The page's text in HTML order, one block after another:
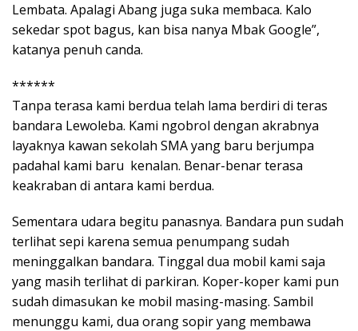
Lembata. Apalagi Abang juga suka membaca. Kalo
sekedar spot bagus, kan bisa nanya Mbak Google”,
katanya penuh canda.
******
Tanpa terasa kami berdua telah lama berdiri di teras
bandara Lewoleba. Kami ngobrol dengan akrabnya
layaknya kawan sekolah SMA yang baru berjumpa
padahal kami baru kenalan. Benar-benar terasa
keakraban di antara kami berdua.
Sementara udara begitu panasnya. Bandara pun sudah
terlihat sepi karena semua penumpang sudah
meninggalkan bandara. Tinggal dua mobil kami saja
yang masih terlihat di parkiran. Koper-koper kami pun
sudah dimasukan ke mobil masing-masing. Sambil
menunggu kami, dua orang sopir yang membawa